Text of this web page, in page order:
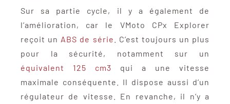
Sur sa partie cycle, il y a également de
l’amélioration, car le VMoto CPx Explorer
reçoit un ABS de série . C’est toujours un plus
pour la sécurité, notamment sur un
équivalent 125 cm3 qui a une vitesse
maximale conséquente. Il dispose aussi d’un
régulateur de vitesse. En revanche, il n’y a